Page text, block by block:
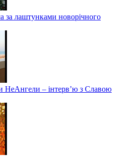
за лаштунками новорічного
НеАнгели – інтерв’ю з Славою